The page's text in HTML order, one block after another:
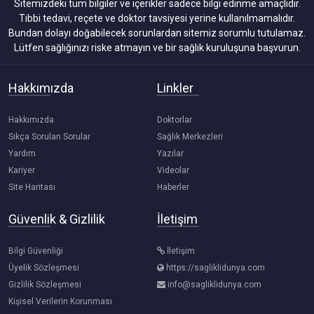
Sitemizdeki tüm bilgiler ve içerikler sadece bilgi edinme amaçlıdır.
Tıbbi tedavi, reçete ve doktor tavsiyesi yerine kullanılmamalıdır.
Bundan dolayı doğabilecek sorunlardan sitemiz sorumlu tutulamaz.
Lütfen sağlığınızı riske atmayın ve bir sağlık kuruluşuna başvurun.
Hakkımızda
Hakkımızda
Sıkça Sorulan Sorular
Yardım
Kariyer
Site Haritası
Linkler
Doktorlar
Sağlık Merkezleri
Yazılar
Videolar
Haberler
Güvenlik & Gizlilik
Bilgi Güvenliği
Üyelik Sözleşmesi
Gizlilik Sözleşmesi
Kişisel Verilerin Korunması
İletişim
İletişim
https://sagliklidunya.com
info@sagliklidunya.com